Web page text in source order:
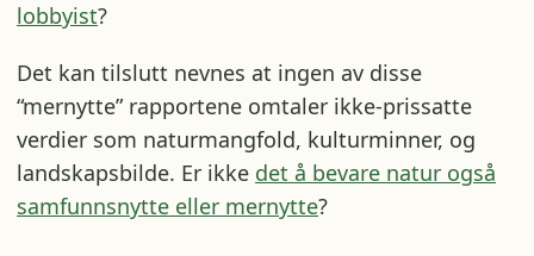
lobbyist?
Det kan tilslutt nevnes at ingen av disse
“mernytte” rapportene omtaler ikke-prissatte
verdier som naturmangfold, kulturminner, og
landskapsbilde. Er ikke det å bevare natur også
samfunnsnytte eller mernytte?